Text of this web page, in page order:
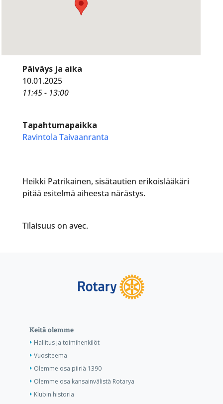
Päiväys ja aika
10.01.2025
11:45 - 13:00
Tapahtumapaikka
Ravintola Taivaanranta
Heikki Patrikainen, sisätautien erikoislääkäri
pitää esitelmä aiheesta närästys.
Tilaisuus on avec.
Keitä olemme
Hallitus ja toimihenkilöt
Vuositeema
Olemme osa piiriä 1390
Olemme osa kansainvälistä Rotarya
Klubin historia